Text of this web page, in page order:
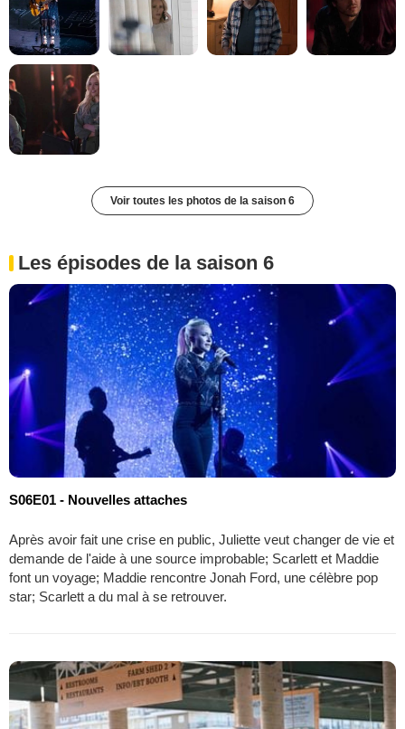
Voir toutes les photos de la saison 6
Les épisodes de la saison 6
S06E01 - Nouvelles attaches
Après avoir fait une crise en public, Juliette veut changer de vie et
demande de l'aide à une source improbable; Scarlett et Maddie
font un voyage; Maddie rencontre Jonah Ford, une célèbre pop
star; Scarlett a du mal à se retrouver.